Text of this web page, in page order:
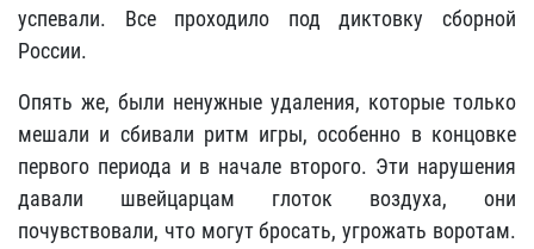
успевали. Все проходило под диктовку сборной
России.
Опять же, были ненужные удаления, которые только
мешали и сбивали ритм игры, особенно в концовке
первого периода и в начале второго. Эти нарушения
давали швейцарцам глоток воздуха, они
почувствовали, что могут бросать, угрожать воротам.